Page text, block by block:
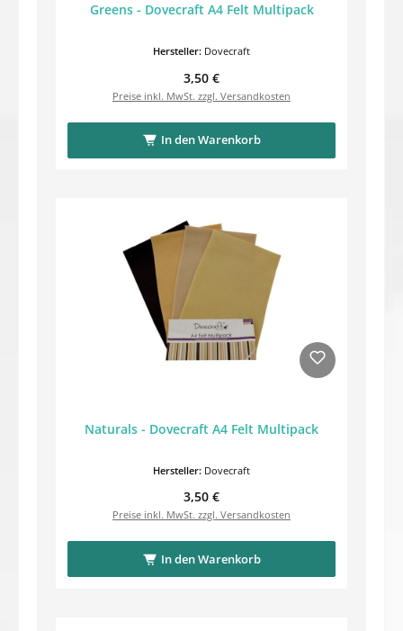
Greens - Dovecraft A4 Felt Multipack
Hersteller: Dovecraft
Regulärer Preis:
3,50 €
Preise inkl. MwSt. zzgl. Versandkosten
In den Warenkorb
Naturals - Dovecraft A4 Felt Multipack
Hersteller: Dovecraft
Regulärer Preis:
3,50 €
Preise inkl. MwSt. zzgl. Versandkosten
In den Warenkorb